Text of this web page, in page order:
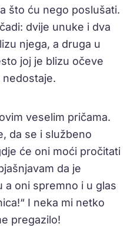
što ću nego poslušati.
dvije unuke i dva
njega, a druga u
joj je blizu očeve
veselim pričama.
da se i službeno
će oni moći pročitati
da je
a oni spremno i u glas
I neka mi netko
pregazilo!